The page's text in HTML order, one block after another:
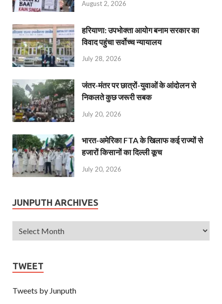
August 2, 2026
हरियाणा: उपभोक्ता आयोग बनाम सरकार का
विवाद पहुंचा सर्वोच्च न्यायालय
July 28, 2026
जंतर-मंतर पर छात्रों-युवाओं के आंदोलन से
निकलते कुछ जरूरी सबक
July 20, 2026
भारत-अमेरिका FTA के खिलाफ कई राज्यों से
हजारों किसानों का दिल्ली कूच
July 20, 2026
JUNPUTH ARCHIVES
TWEET
Tweets by Junputh